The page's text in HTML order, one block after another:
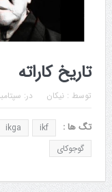
تاریخ کاراته
توسط : نیکان در: سپتامبر 11,
تگ ها : ikf
ikga
گوجوکای